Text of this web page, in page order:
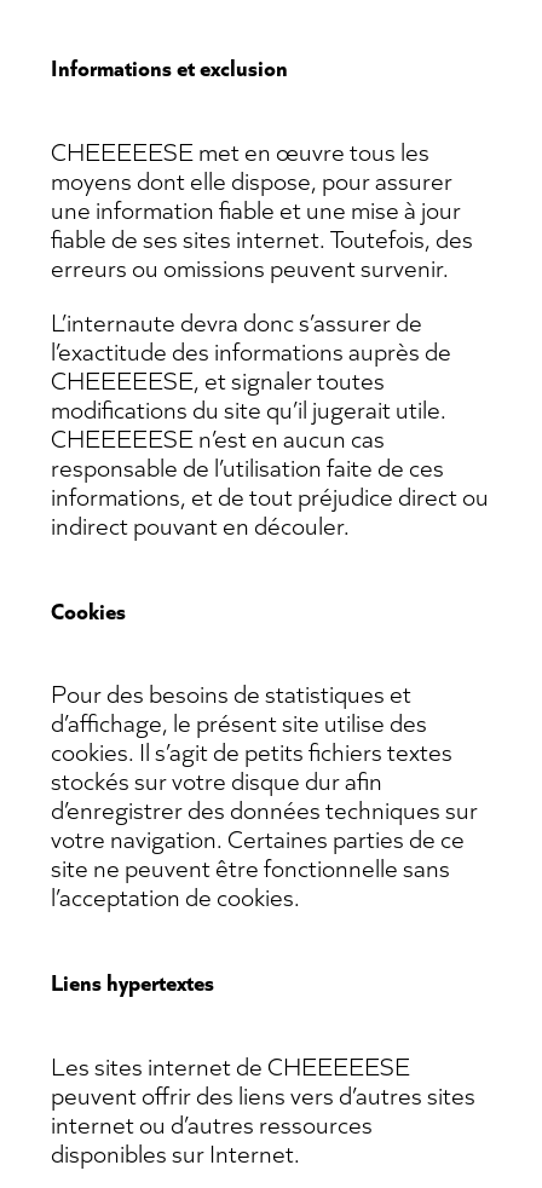
Informations et exclusion
CHEEEEESE met en œuvre tous les
moyens dont elle dispose, pour assurer
une information fiable et une mise à jour
fiable de ses sites internet. Toutefois, des
erreurs ou omissions peuvent survenir.
L’internaute devra donc s’assurer de
l’exactitude des informations auprès de
CHEEEEESE, et signaler toutes
modifications du site qu’il jugerait utile.
CHEEEEESE n’est en aucun cas
responsable de l’utilisation faite de ces
informations, et de tout préjudice direct ou
indirect pouvant en découler.
Cookies
Pour des besoins de statistiques et
d’affichage, le présent site utilise des
cookies. Il s’agit de petits fichiers textes
stockés sur votre disque dur afin
d’enregistrer des données techniques sur
votre navigation. Certaines parties de ce
site ne peuvent être fonctionnelle sans
l’acceptation de cookies.
Liens hypertextes
Les sites internet de CHEEEEESE
peuvent offrir des liens vers d’autres sites
internet ou d’autres ressources
disponibles sur Internet.